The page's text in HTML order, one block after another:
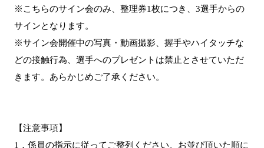
※こちらのサイン会のみ、整理券1枚につき、3選手からの
サインとなります。
※サイン会開催中の写真・動画撮影、握手やハイタッチな
どの接触行為、選手へのプレゼントは禁止とさせていただ
きます。あらかじめご了承ください。
【注意事項】
1．係員の指示に従ってご整列ください。お並び頂いた順に